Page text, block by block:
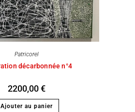
Patricorel
décarbonnée n°4
2200,00€
Ajouter au panier